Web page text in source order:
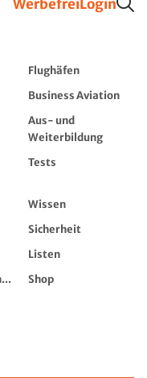
WerbefreiLogin
Flughäfen
Business Aviation
Aus- und
Weiterbildung
Tests
Wissen
Sicherheit
Listen
Shop